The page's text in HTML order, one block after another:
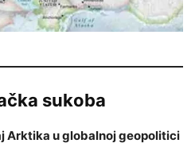
sukoba
Arktika u globalnoj geopolitici